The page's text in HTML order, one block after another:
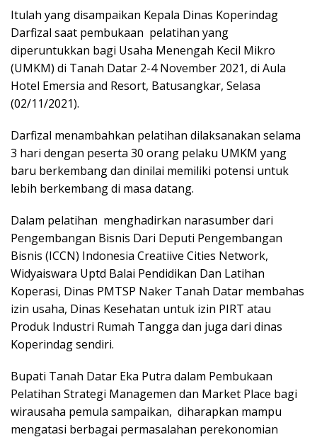
Itulah yang disampaikan Kepala Dinas Koperindag
Darfizal saat pembukaan pelatihan yang
diperuntukkan bagi Usaha Menengah Kecil Mikro
(UMKM) di Tanah Datar 2-4 November 2021, di Aula
Hotel Emersia and Resort, Batusangkar, Selasa
(02/11/2021).
Darfizal menambahkan pelatihan dilaksanakan selama
3 hari dengan peserta 30 orang pelaku UMKM yang
baru berkembang dan dinilai memiliki potensi untuk
lebih berkembang di masa datang.
Dalam pelatihan menghadirkan narasumber dari
Pengembangan Bisnis Dari Deputi Pengembangan
Bisnis (ICCN) Indonesia Creatiive Cities Network,
Widyaiswara Uptd Balai Pendidikan Dan Latihan
Koperasi, Dinas PMTSP Naker Tanah Datar membahas
izin usaha, Dinas Kesehatan untuk izin PIRT atau
Produk Industri Rumah Tangga dan juga dari dinas
Koperindag sendiri.
Bupati Tanah Datar Eka Putra dalam Pembukaan
Pelatihan Strategi Managemen dan Market Place bagi
wirausaha pemula sampaikan, diharapkan mampu
mengatasi berbagai permasalahan perekonomian